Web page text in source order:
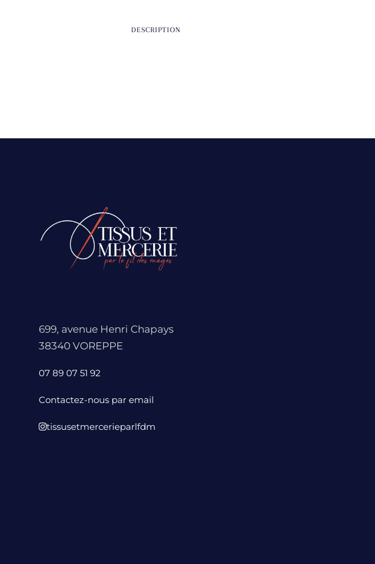
DESCRIPTION
699, avenue Henri Chapays
38340 VOREPPE
07 89 07 51 92
Contactez-nous par email
tissusetmercerieparlfdm